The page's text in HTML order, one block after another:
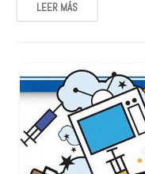
LEER MÁS